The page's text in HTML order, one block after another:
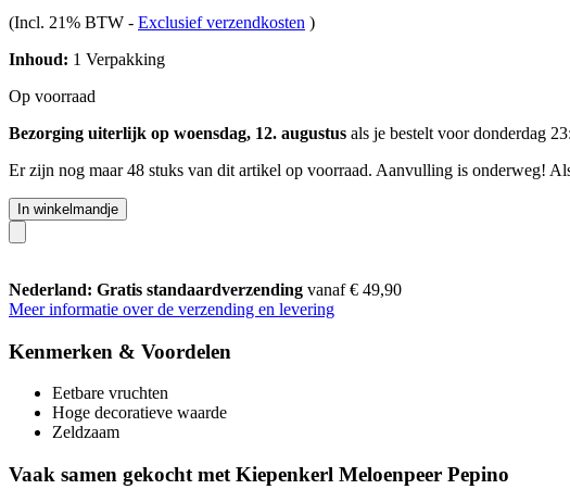
(Incl. 21% BTW - Exclusief verzendkosten )
Inhoud: 1 Verpakking
Op voorraad
Bezorging uiterlijk op woensdag, 12. augustus als je bestelt voordonderdag
Er zijn nog maar 48 stuks van dit artikel op voorraad. Aanvulling is onderweg!
In winkelmandje
Nederland: Gratis standaardverzending vanaf € 49,90
Meer informatie over de verzending en levering
Kenmerken & Voordelen
Eetbare vruchten
Hoge decoratieve waarde
Zeldzaam
Vaak samen gekocht met Kiepenkerl Meloenpeer Pepino